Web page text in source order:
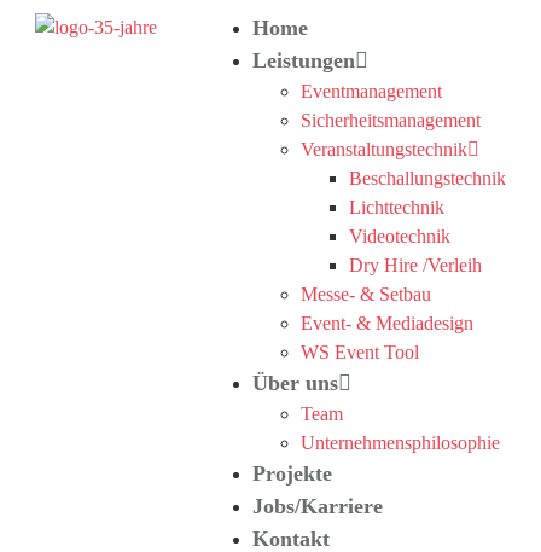
Home
Leistungen
Eventmanagement
Sicherheitsmanagement
Veranstaltungstechnik
Beschallungstechnik
Lichttechnik
Videotechnik
Dry Hire /Verleih
Messe- & Setbau
Event- & Mediadesign
WS Event Tool
Über uns
Team
Unternehmensphilosophie
Projekte
Jobs/Karriere
Kontakt